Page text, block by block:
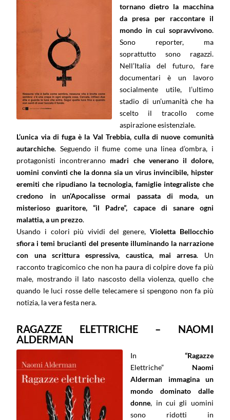
tornano dietro la macchina
da presa per raccontare il
mondo in cui sopravvivono.
Sono reporter, ma
soprattutto sono ragazzi.
Nell’Italia del futuro, fare
documentari è un lavoro
socialmente utile, l’ultimo
stadio di un’umanità che ha
scelto il tracollo come
aspirazione esistenziale.
L’unica via di fuga è la Val Trebbia, culla di nuove comunità
autarchiche. Seguendo il fiume come una linea d’ombra, i
protagonisti incontreranno madri che venerano il dolore,
uomini convinti che la donna sia un virus invincibile, hipster
eremiti che ripudiano la tecnologia, famiglie integraliste che
credono in un’Apocalisse ormai passata di moda, un
misterioso guaritore, “il Padre”, capace di sanare ogni
malattia, a un prezzo.
Usando i colori più vividi del genere, Violetta Bellocchio
sfiora i temi brucianti del presente illuminando la narrazione
con una scrittura espressiva, caustica, mai arresa. Un
racconto tragicomico che non ha paura di colpire dove fa più
male, mostrando il lato nascosto della violenza, quello che
quando le luci rosse delle telecamere si spengono non fa più
notizia, la vera festa nera.
RAGAZZE ELETTRICHE – NAOMI
ALDERMAN
In “Ragazze
Elettriche” Naomi
Alderman
immagina un
mondo dominato dalle
donne, in cui gli uomini
sono ridotti in